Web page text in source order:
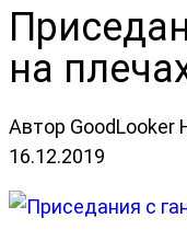
на
Автор GoodLooker
16.12.2019